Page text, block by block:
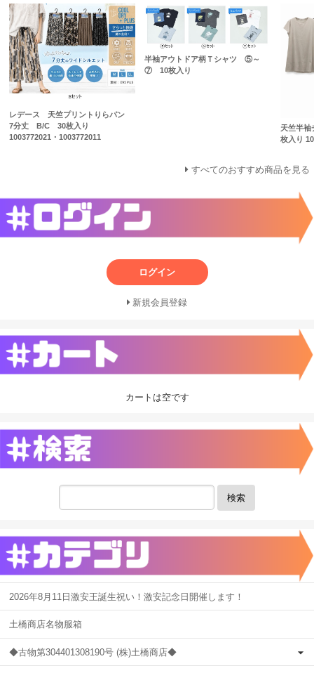
レデース 天竺プリントりらパン
7分丈 B/C 30枚入り
1003772021・1003772011
半袖アウトドア柄Ｔシャツ ⑤～
⑦ 10枚入り
天竺半
枚入り
すべてのおすすめ商品を見る
ログイン
新規会員登録
カートは空です
検索
2026年8月11日激安王誕生祝い！激安記念日開催します！
土橋商店名物服箱
◆古物第304401308190号 (株)土橋商店◆